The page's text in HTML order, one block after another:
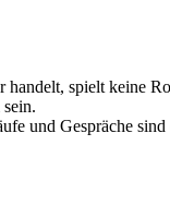
spielt keine
und Gespräche